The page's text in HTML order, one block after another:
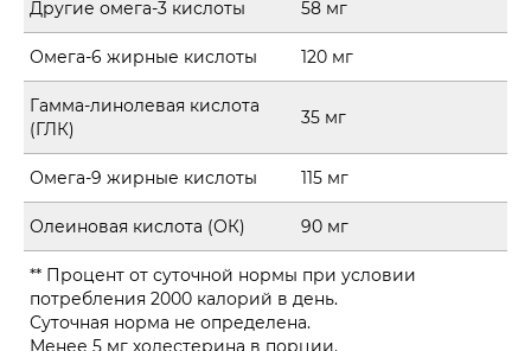
Другие омега-3 кислоты 58 мг
Омега-6 жирные кислоты 120 мг
Гамма-линолевая кислота
(ГЛК)
35 мг
Омега-9 жирные кислоты 115 мг
Олеиновая кислота (ОК) 90 мг
** Процент от суточной нормы при условии
потребления 2000 калорий в день.
Суточная норма не определена.
Менее 5 мг холестерина в порции.